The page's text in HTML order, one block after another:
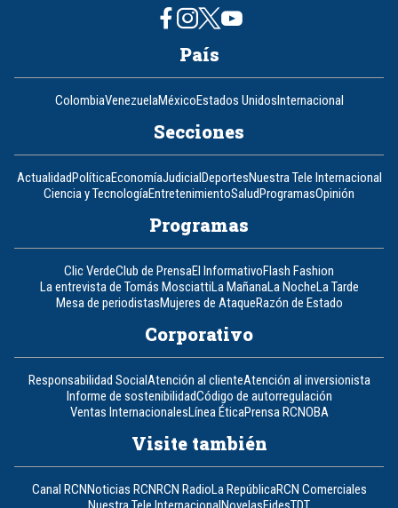
País
ColombiaVenezuelaMéxicoEstados UnidosInternacional
Secciones
ActualidadPolíticaEconomíaJudicialDeportesNuestra Tele Internacional
Ciencia y TecnologíaEntretenimientoSaludProgramasOpinión
Programas
Clic VerdeClub de PrensaEl InformativoFlash Fashion
La entrevista de Tomás MosciattiLa MañanaLa NocheLa Tarde
Mesa de periodistasMujeres de AtaqueRazón de Estado
Corporativo
Responsabilidad SocialAtención al clienteAtención al inversionista
Informe de sostenibilidadCódigo de autorregulación
Ventas InternacionalesLínea ÉticaPrensa RCNOBA
Visite también
Canal RCNNoticias RCNRCN RadioLa RepúblicaRCN Comerciales